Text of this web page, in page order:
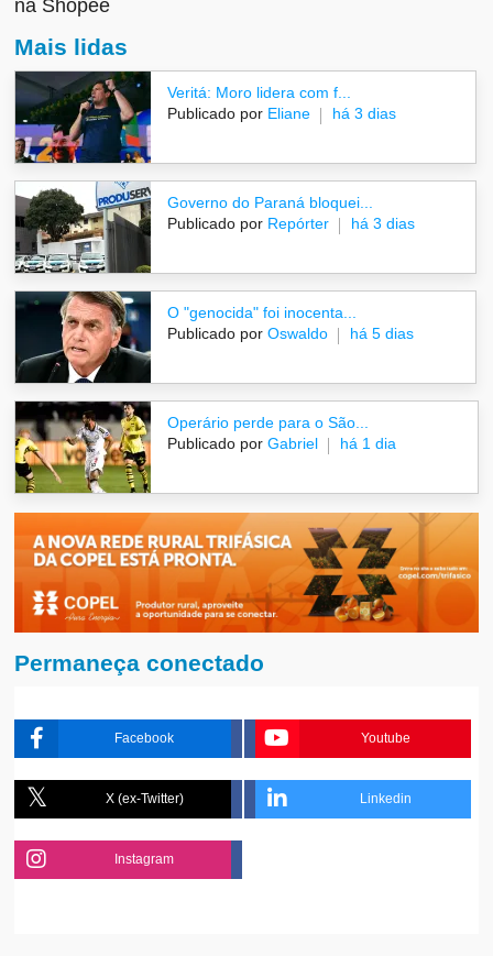
na Shopee
Mais lidas
Veritá: Moro lidera com f...
Publicado por Eliane há 3 dias
Governo do Paraná bloquei...
Publicado por Repórter há 3 dias
O "genocida" foi inocenta...
Publicado por Oswaldo há 5 dias
Operário perde para o São...
Publicado por Gabriel há 1 dia
Permaneça conectado
Facebook Youtube
X (ex-Twitter) Linkedin
Instagram